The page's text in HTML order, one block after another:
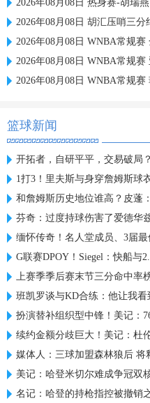
2026年08月08日 热身赛-胡瑞燕18
2026年08月08日 胡汇压哨三分绝杀
2026年08月08日 WNBA常规赛
2026年08月08日 WNBA常规赛 亚特
2026年08月08日 WNBA常规赛 菲尼
篮球新闻
开拓者，自研平平，交易破局？
1打3！里夫斯与身穿詹姆斯球
和詹姆斯历史地位谁高？皮蓬
芬奇：过度持球伤害了爱德华
缅怀传奇！名人堂成员、3届
G联赛DPOY！Siegel：快船与
上赛季季后赛末节三分命中率
班凯罗谈与KD合练：他让我
扮演替补组织型中锋！美记：
续约金额分歧巨大！美记：杜
媒体人：三球加盟森林狼后 将
美记：哈登米切尔难成争冠双
名记：哈登的持枪指控被撤销